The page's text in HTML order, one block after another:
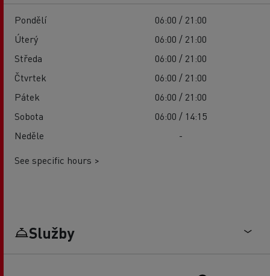
Pondělí
06:00 / 21:00
Úterý
06:00 / 21:00
Středa
06:00 / 21:00
Čtvrtek
06:00 / 21:00
Pátek
06:00 / 21:00
Sobota
06:00 / 14:15
Neděle
-
See specific hours >
Služby